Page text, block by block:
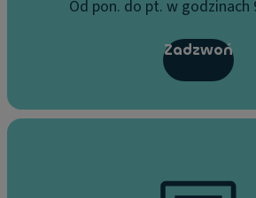
Od pon. do pt. w godzinach
Zadzwoń